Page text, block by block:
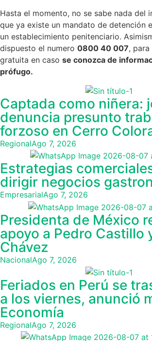
Hasta el momento, no se sabe nada del
que ya existe un mandato de detención
un establecimiento penitenciario.
dispuesto el numero 0800 40 007, para
gratuita en caso se conozca de
prófugo.
Captada como niñera:
denuncia presunto
forzoso en Cerro
RegionalAgo 7, 2026
Estrategias
dirigir negocios
EmpresarialAgo 7, 2026
Presidenta de México
apoyo a Pedro Castillo
Chávez
NacionalAgo 7, 2026
Feriados en Perú se
a los viernes, anunció
Economía
RegionalAgo 7, 2026